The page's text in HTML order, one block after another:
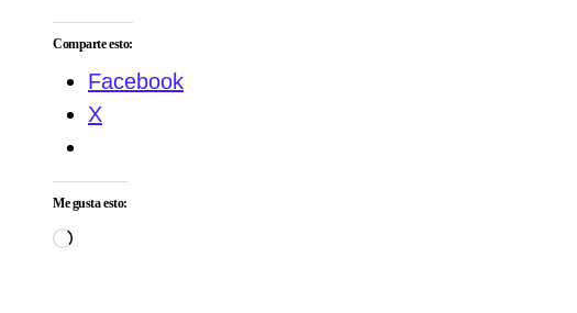
Comparte esto:
Facebook
X
Me gusta esto:
Cargando...